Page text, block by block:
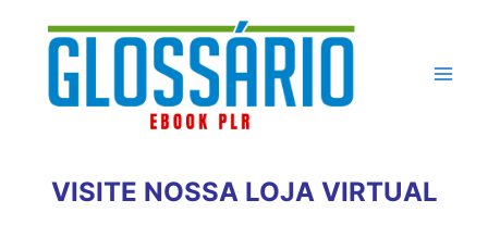
conteúdo
VISITE NOSSA LOJA VIRTUAL